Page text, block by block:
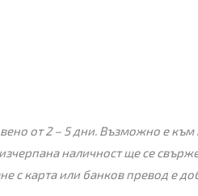
от 2 – 5 дни. Възможно е
наличност ще се
с карта или банков превод е